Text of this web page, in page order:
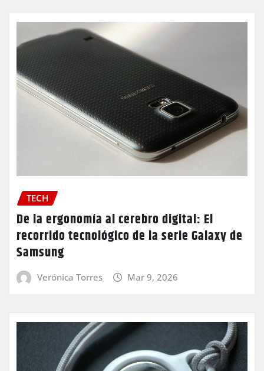
TECH
De la ergonomía al cerebro digital: El
recorrido tecnológico de la serie Galaxy de
Samsung
Verónica Torres Mar 9, 2026